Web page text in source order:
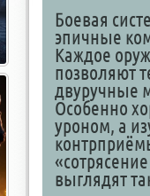
Боевая
эпичные
Каждое
позволяют
двуручные
Особенно
уроном, а
выглядят